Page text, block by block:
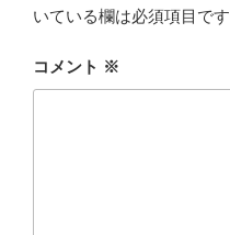
いている欄は必須項目です
コメント ※